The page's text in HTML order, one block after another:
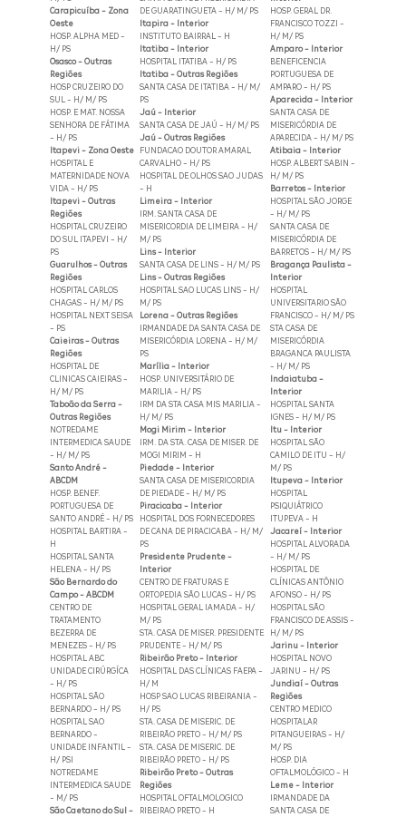
Carapicuíba - Zona
Oeste
HOSP. ALPHA MED -
H/ PS
Osasco - Outras
Regiões
HOSP CRUZEIRO DO
SUL - H/ M/ PS
HOSP. E MAT. NOSSA
SENHORA DE FÁTIMA
- H/ PS
Itapevi - Zona Oeste
HOSPITAL E
MATERNIDADE NOVA
VIDA - H/ PS
Itapevi - Outras
Regiões
HOSPITAL CRUZEIRO
DO SUL ITAPEVI - H/
PS
Guarulhos - Outras
Regiões
HOSPITAL CARLOS
CHAGAS - H/ M/ PS
HOSPITAL NEXT SEISA
- PS
Caieiras - Outras
Regiões
HOSPITAL DE
CLINICAS CAIEIRAS -
H/ M/ PS
Taboão da Serra -
Outras Regiões
NOTREDAME
INTERMEDICA SAUDE
- H/ M/ PS
Santo André -
ABCDM
HOSP. BENEF.
PORTUGUESA DE
SANTO ANDRÉ - H/ PS
HOSPITAL BARTIRA -
H
HOSPITAL SANTA
HELENA - H/ PS
São Bernardo do
Campo - ABCDM
CENTRO DE
TRATAMENTO
BEZERRA DE
MENEZES - H/ PS
HOSPITAL ABC
UNIDADE CIRÚRGÍCA
- H/ PS
HOSPITAL SÃO
BERNARDO - H/ PS
HOSPITAL SAO
BERNARDO -
UNIDADE INFANTIL -
H/ PSI
NOTREDAME
INTERMEDICA SAUDE
- M/ PS
São Caetano do Sul -
DE GUARATINGUETA - H/ M/ PS
Itapira - Interior
INSTITUTO BAIRRAL - H
Itatiba - Interior
HOSPITAL ITATIBA - H/ PS
Itatiba - Outras Regiões
SANTA CASA DE ITATIBA - H/ M/
PS
Jaú - Interior
SANTA CASA DE JAÚ - H/ M/ PS
Jaú - Outras Regiões
FUNDACAO DOUTOR AMARAL
CARVALHO - H/ PS
HOSPITAL DE OLHOS SAO JUDAS
- H
Limeira - Interior
IRM. SANTA CASA DE
MISERICORDIA DE LIMEIRA - H/
M/ PS
Lins - Interior
SANTA CASA DE LINS - H/ M/ PS
Lins - Outras Regiões
HOSPITAL SAO LUCAS LINS - H/
M/ PS
Lorena - Outras Regiões
IRMANDADE DA SANTA CASA DE
MISERICÓRDIA LORENA - H/ M/
PS
Marília - Interior
HOSP. UNIVERSITÁRIO DE
MARILIA - H/ PS
IRM DA STA CASA MIS MARILIA -
H/ M/ PS
Mogi Mirim - Interior
IRM. DA STA. CASA DE MISER. DE
MOGI MIRIM - H
Piedade - Interior
SANTA CASA DE MISERICORDIA
DE PIEDADE - H/ M/ PS
Piracicaba - Interior
HOSPITAL DOS FORNECEDORES
DE CANA DE PIRACICABA - H/ M/
PS
Presidente Prudente -
Interior
CENTRO DE FRATURAS E
ORTOPEDIA SÃO LUCAS - H/ PS
HOSPITAL GERAL IAMADA - H/
M/ PS
STA. CASA DE MISER. PRESIDENTE
PRUDENTE - H/ M/ PS
Ribeirão Preto - Interior
HOSPITAL DAS CLÍNICAS FAEPA -
H/ M
HOSP SAO LUCAS RIBEIRANIA -
H/ PS
STA. CASA DE MISERIC. DE
RIBEIRÃO PRETO - H/ M/ PS
STA. CASA DE MISERIC. DE
RIBEIRÃO PRETO - H/ PS
Ribeirão Preto - Outras
Regiões
HOSPITAL OFTALMOLOGICO
RIBEIRAO PRETO - H
HOSP. GERAL DR.
FRANCISCO TOZZI -
H/ M/ PS
Amparo - Interior
BENEFICENCIA
PORTUGUESA DE
AMPARO - H/ PS
Aparecida - Interior
SANTA CASA DE
MISERICÓRDIA DE
APARECIDA - H/ M/ PS
Atibaia - Interior
HOSP. ALBERT SABIN -
H/ M/ PS
Barretos - Interior
HOSPITAL SÃO JORGE
- H/ M/ PS
SANTA CASA DE
MISERICÓRDIA DE
BARRETOS - H/ M/ PS
Bragança Paulista -
Interior
HOSPITAL
UNIVERSITARIO SÃO
FRANCISCO - H/ M/ PS
STA CASA DE
MISERICÓRDIA
BRAGANCA PAULISTA
- H/ M/ PS
Indaiatuba -
Interior
HOSPITAL SANTA
IGNES - H/ M/ PS
Itu - Interior
HOSPITAL SÃO
CAMILO DE ITU - H/
M/ PS
Itupeva - Interior
HOSPITAL
PSIQUIÁTRICO
ITUPEVA - H
Jacareí - Interior
HOSPITAL ALVORADA
- H/ M/ PS
HOSPITAL DE
CLÍNICAS ANTÔNIO
AFONSO - H/ PS
HOSPITAL SÃO
FRANCISCO DE ASSIS -
H/ M/ PS
Jarinu - Interior
HOSPITAL NOVO
JARINU - H/ PS
Jundiaí - Outras
Regiões
CENTRO MEDICO
HOSPITALAR
PITANGUEIRAS - H/
M/ PS
HOSP. DIA
OFTALMOLÓGICO - H
Leme - Interior
IRMANDADE DA
SANTA CASA DE